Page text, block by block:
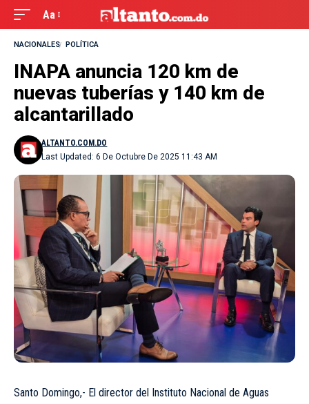
Aa
NACIONALES POLÍTICA
INAPA anuncia 120 km de
nuevas tuberías y 140 km de
alcantarillado
Last Updated: 6 De Octubre De 2025 11:43 AM
ALTANTO.COM.DO
Santo Domingo,- El director del Instituto Nacional de Aguas